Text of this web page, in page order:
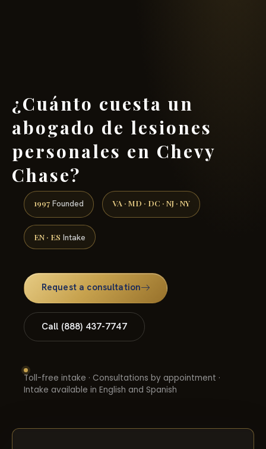
¿Cuánto cuesta un
abogado de lesiones
personales en Chevy
Chase?
1997 Founded VA · MD · DC · NJ · NY
EN · ES Intake
Request a consultation
Call (888) 437-7747
Toll-free intake · Consultations by appointment ·
Intake available in English and Spanish